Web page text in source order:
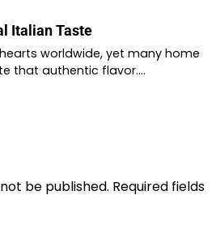
Italian Taste
worldwide, yet many home
that authentic flavor.…
be published. Required fields